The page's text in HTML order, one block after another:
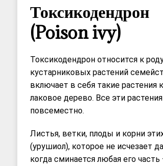
Токсикодендрон
(Poison ivy)
Токсикодендрон относится к
кустарниковых растений
включает в себя такие
лаковое дерево. Все эти
повсеместно.
Листья, ветки, плоды и корни
(урушиол), которое не исчезает
когда сминается любая его